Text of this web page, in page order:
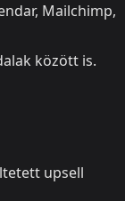
Mailchimp,
között is.
upsell